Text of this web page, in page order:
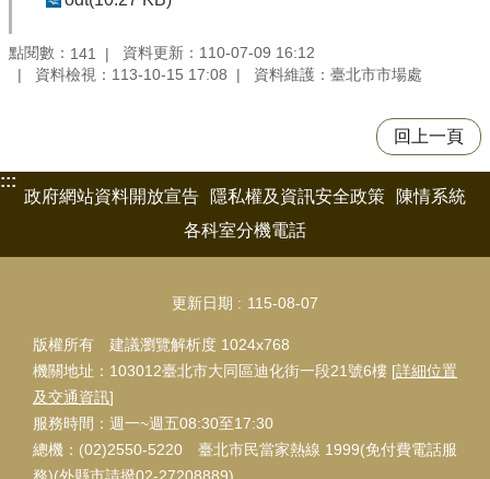
點閱數： 141
資料更新：110-07-09 16:12
資料檢視：113-10-15 17:08
資料維護：臺北市市場處
回上一頁
:::
政府網站資料開放宣告
隱私權及資訊安全政策
陳情系統
各科室分機電話
更新日期 115-08-07
版權所有 建議瀏覽解析度 1024x768
機關地址：103012臺北市大同區迪化街一段21號6樓 [詳細位置
及交通資訊]
服務時間：週一~週五08:30至17:30
總機：(02)2550-5220 臺北市民當家熱線 1999(免付費電話服